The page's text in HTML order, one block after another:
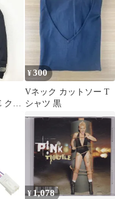
クレ
ン
¥300
Vネック カットソー T
シャツ 黒
¥1,078